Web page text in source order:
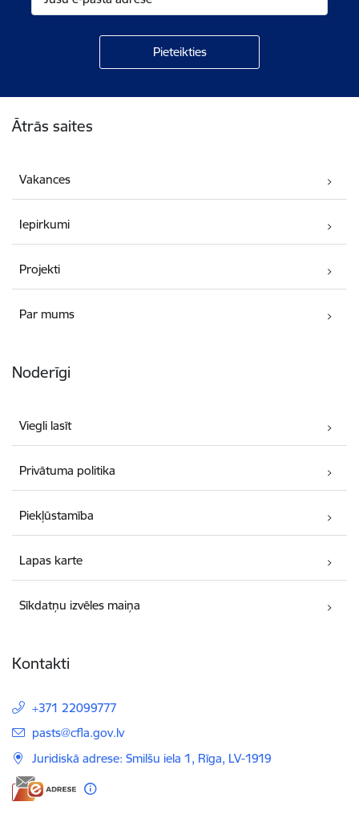
Ātrās saites
Vakances
Iepirkumi
Projekti
Par mums
Noderīgi
Viegli lasīt
Privātuma politika
Piekļūstamība
Lapas karte
Sīkdatņu izvēles maiņa
Kontakti
+371 22099777
E-pasts:
pasts@cfla.gov.lv
Juridiskā adrese: Smilšu iela 1, Rīga, LV-1919